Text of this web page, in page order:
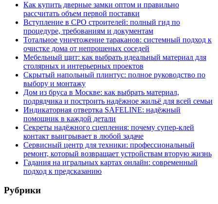
Как купить дверные замки оптом и правильно
рассчитать объем первой поставки
Вступление в СРО строителей: полный гид по
процедуре, требованиям и документам
Тотальное уничтожение тараканов: системный подход к
очистке дома от непрошеных соседей
Мебельный щит: как выбрать идеальный материал для
столярных и интерьерных проектов
Скрытый напольный плинтус: полное руководство по
выбору и монтажу
Дом из бруса в Москве: как выбрать материал,
подрядчика и построить надёжное жильё для всей семьи
Индикаторная отвертка SAFELINE: надёжный
помощник в каждой детали
Секреты надёжного сцепления: почему супер‑клей
контакт выигрывает в любой задаче
Сервисный центр для техники: профессиональный
ремонт, который возвращает устройствам вторую жизнь
Гадания на игральных картах онлайн: современный
подход к предсказанию
Рубрики